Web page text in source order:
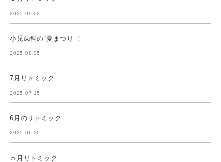
2025.09.02
小児歯科の“夏まつり”！
2025.08.05
7月リトミック
2025.07.15
6月のリトミック
2025.06.20
５月リトミック